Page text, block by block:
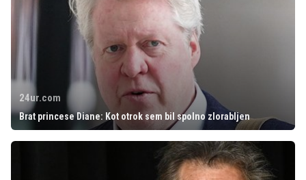
24ur.com
Brat princese Diane: Kot otrok sem bil spolno zlorabljen